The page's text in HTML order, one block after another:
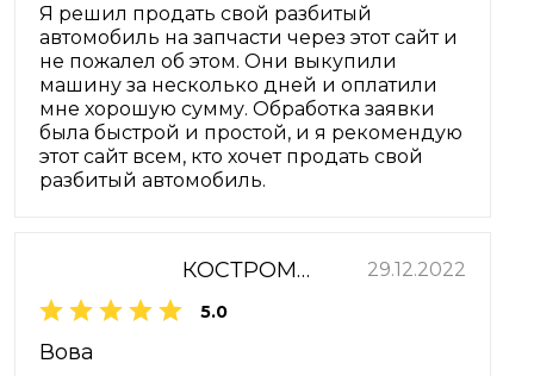
Я решил продать свой разбитый
автомобиль на запчасти через этот сайт и
не пожалел об этом. Они выкупили
машину за несколько дней и оплатили
мне хорошую сумму. Обработка заявки
была быстрой и простой, и я рекомендую
этот сайт всем, кто хочет продать свой
разбитый автомобиль.
КОСТРОМА-ЛАДА-СЕРВИС 29.12.2022
5.0
Вова